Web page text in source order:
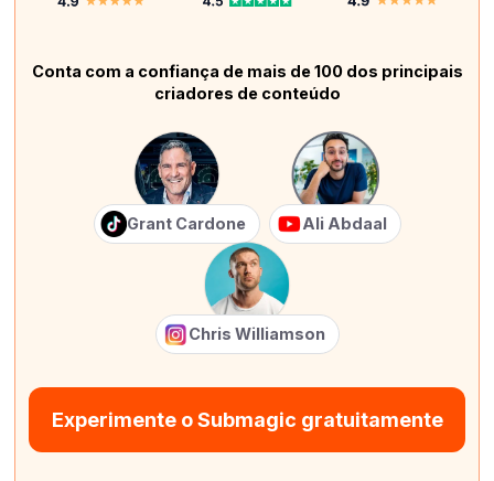
Conta com a confiança de mais de 100 dos principais
criadores de conteúdo
Grant Cardone Ali Abdaal
Chris Williamson
Experimente o Submagic gratuitamente